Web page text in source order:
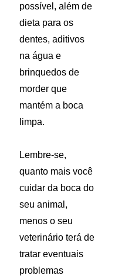
possível, além de
dieta para os
dentes, aditivos
na água e
brinquedos de
morder que
mantém a boca
limpa.
Lembre-se,
quanto mais você
cuidar da boca do
seu animal,
menos o seu
veterinário terá de
tratar eventuais
problemas